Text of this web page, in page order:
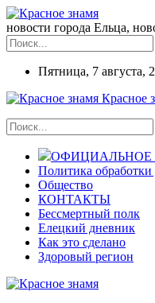
новости города Ельца,
Пятница, 7 августа,
Красное
ОФИЦИАЛЬНОЕ
Политика
Общество
КОНТАКТЫ
Бессмертный полк
Елецкий дневник
Как это сделано
Здоровый регион